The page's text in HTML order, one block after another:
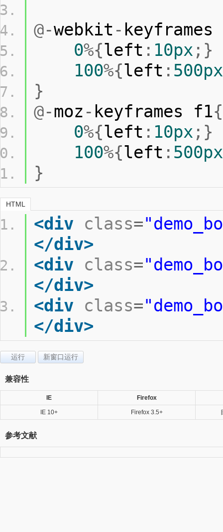
@-webkit -
0%{left : 10px ;}
100%{left : 500px
}
@-moz - keyframes f1{
0%{left : 10px ;}
100%{left : 500px
}
HTML
<div class=
</div>
<div class=
</div>
<div class=
</div>
运行 新窗口运行
兼容性
IE Firefox
IE 10+ Firefox 3.5+
参考文献